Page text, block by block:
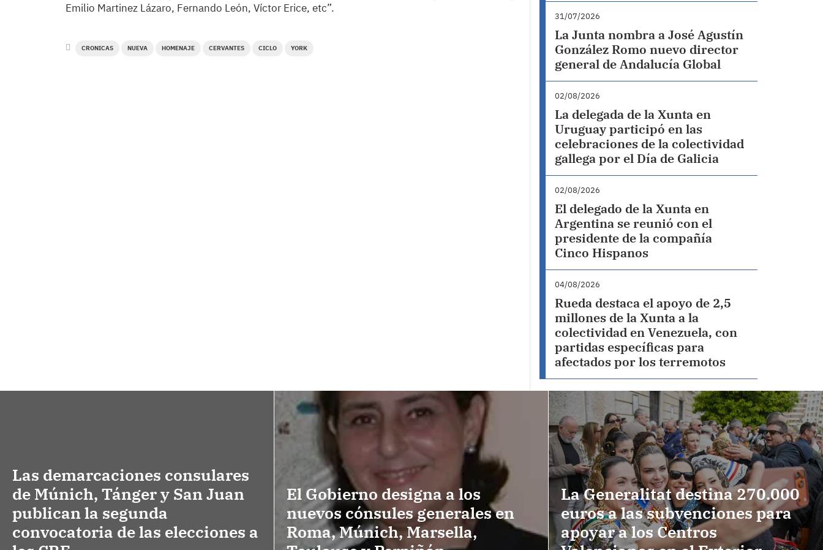
Emilio Martinez Lázaro, Fernando León, Víctor Erice, etc”.
CRONICAS NUEVA HOMENAJE CERVANTES CICLO YORK
31/07/2026
La Junta nombra a José Agustín
González Romo nuevo director
general de Andalucía Global
02/08/2026
La delegada de la Xunta en
Uruguay participó en las
celebraciones de la colectividad
gallega por el Día de Galicia
02/08/2026
El delegado de la Xunta en
Argentina se reunió con el
presidente de la compañía
Cinco Hispanos
04/08/2026
Rueda destaca el apoyo de 2,5
millones de la Xunta a la
colectividad en Venezuela, con
partidas específicas para
afectados por los terremotos
Las demarcaciones consulares
de Múnich, Tánger y San Juan
publican la segunda
convocatoria de las elecciones a
El Gobierno designa a los
nuevos cónsules generales en
Roma, Múnich, Marsella,
La Generalitat destina 270.000
euros a las subvenciones para
apoyar a los Centros